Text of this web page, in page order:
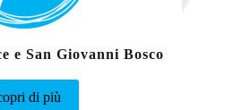
e San Giovanni Bosco
di più